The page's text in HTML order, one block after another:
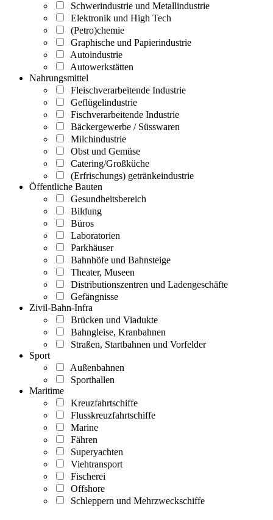
Schwerindustrie und Metallindustrie
Elektronik und High Tech
(Petro)chemie
Graphische und Papierindustrie
Autoindustrie
Autowerkstätten
Nahrungsmittel
Fleischverarbeitende Industrie
Geflügelindustrie
Fischverarbeitende Industrie
Bäckergewerbe / Süsswaren
Milchindustrie
Obst und Gemüse
Catering/Großküche
(Erfrischungs) getränkeindustrie
Öffentliche Bauten
Gesundheitsbereich
Bildung
Büros
Laboratorien
Parkhäuser
Bahnhöfe und Bahnsteige
Theater, Museen
Distributionszentren und Ladengeschäfte
Gefängnisse
Zivil-Bahn-Infra
Brücken und Viadukte
Bahngleise, Kranbahnen
Straßen, Startbahnen und Vorfelder
Sport
Außenbahnen
Sporthallen
Maritime
Kreuzfahrtschiffe
Flusskreuzfahrtschiffe
Marine
Fähren
Superyachten
Viehtransport
Fischerei
Offshore
Schleppern und Mehrzweckschiffe